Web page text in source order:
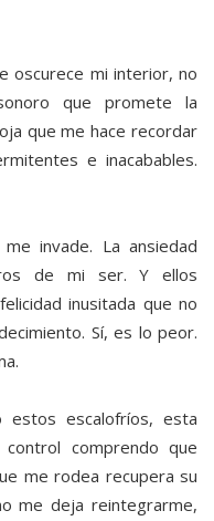
oscurece mi interior, no
que promete la
que me hace recordar
e inacabables.
invade. La ansiedad
de mi ser. Y ellos
inusitada que no
Sí, es lo peor.
estos escalofríos, esta
comprendo que
me rodea recupera su
me deja reintegrarme,